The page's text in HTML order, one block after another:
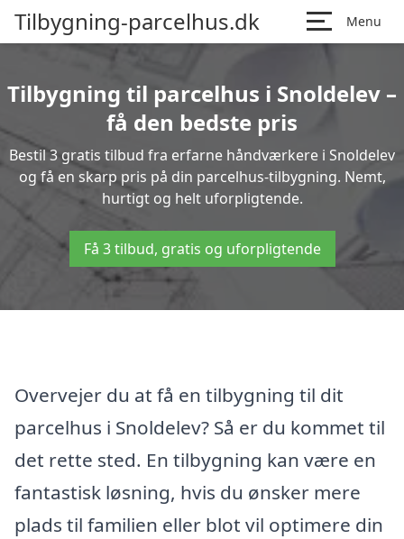
Tilbygning-parcelhus.dk Menu
Tilbygning til parcelhus i Snoldelev –
få den bedste pris
Bestil 3 gratis tilbud fra erfarne håndværkere i Snoldelev
og få en skarp pris på din parcelhus-tilbygning. Nemt,
hurtigt og helt uforpligtende.
Få 3 tilbud, gratis og uforpligtende
Overvejer du at få en tilbygning til dit
parcelhus i Snoldelev? Så er du kommet til
det rette sted. En tilbygning kan være en
fantastisk løsning, hvis du ønsker mere
plads til familien eller blot vil optimere din